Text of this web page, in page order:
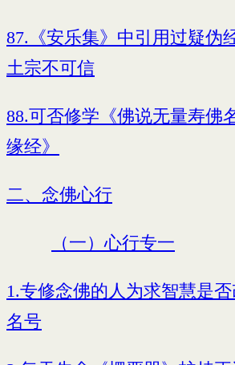
87.《安乐集》中引用过疑伪
土宗不可信
88.可否修学《佛说无量寿佛
缘经》
二、念佛心行
（一）心行专一
1.专修念佛的人为求智慧是
名号